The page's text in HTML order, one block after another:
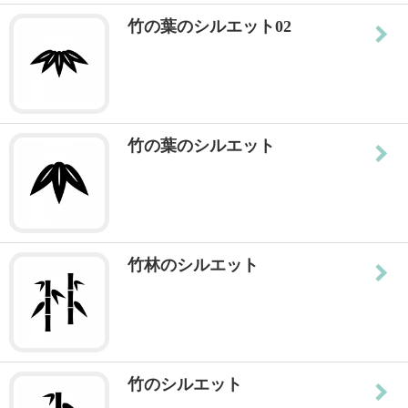
竹の葉のシルエット02
竹の葉のシルエット
竹林のシルエット
竹のシルエット